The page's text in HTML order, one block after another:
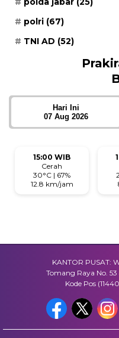
polri (67)
TNI AD (52)
Hari Ini
07 Aug 2026
15:00 WIB
Cerah
30°C | 67%
12.8 km/jam
KANTOR PUSAT:
Tomang Raya No.
Kode Pos